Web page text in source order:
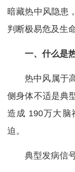
暗藏热中风隐患
判断极易危及生命
一、什么是
热中风属于
侧身体不适是典
造成 190万大脑
迫。
典型发病信